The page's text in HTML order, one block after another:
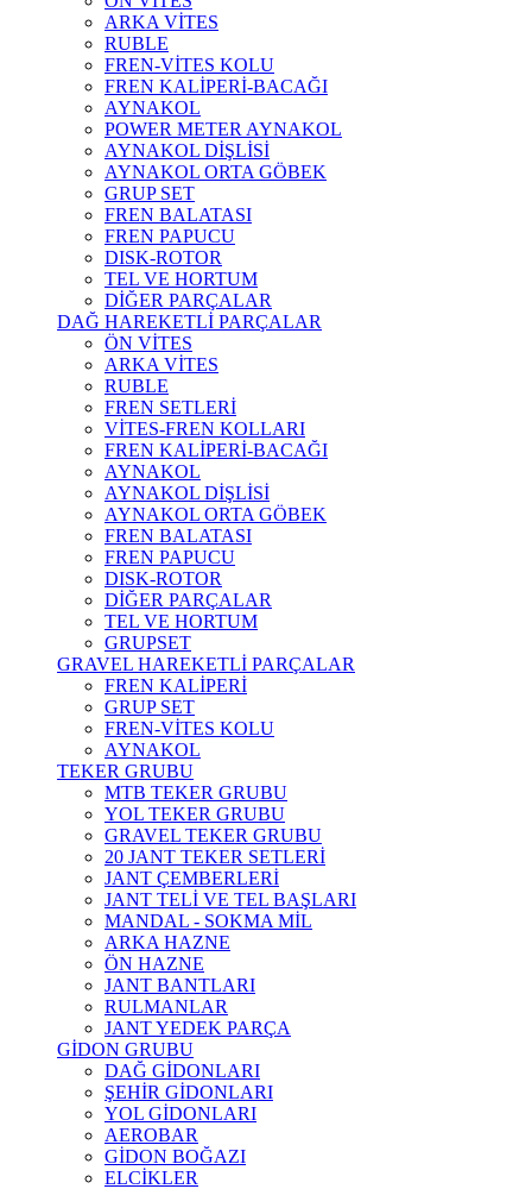
ARKA VİTES
RUBLE
FREN-VİTES KOLU
FREN KALİPERİ-BACAĞI
AYNAKOL
POWER METER AYNAKOL
AYNAKOL DİŞLİSİ
AYNAKOL ORTA GÖBEK
GRUP SET
FREN BALATASI
FREN PAPUCU
DISK-ROTOR
TEL VE HORTUM
DİĞER PARÇALAR
DAĞ HAREKETLİ PARÇALAR
ÖN VİTES
ARKA VİTES
RUBLE
FREN SETLERİ
VİTES-FREN KOLLARI
FREN KALİPERİ-BACAĞI
AYNAKOL
AYNAKOL DİŞLİSİ
AYNAKOL ORTA GÖBEK
FREN BALATASI
FREN PAPUCU
DISK-ROTOR
DİĞER PARÇALAR
TEL VE HORTUM
GRUPSET
GRAVEL HAREKETLİ PARÇALAR
FREN KALİPERİ
GRUP SET
FREN-VİTES KOLU
AYNAKOL
TEKER GRUBU
MTB TEKER GRUBU
YOL TEKER GRUBU
GRAVEL TEKER GRUBU
20 JANT TEKER SETLERİ
JANT ÇEMBERLERİ
JANT TELİ VE TEL BAŞLARI
MANDAL - SOKMA MİL
ARKA HAZNE
ÖN HAZNE
JANT BANTLARI
RULMANLAR
JANT YEDEK PARÇA
GİDON GRUBU
DAĞ GİDONLARI
ŞEHİR GİDONLARI
YOL GİDONLARI
AEROBAR
GİDON BOĞAZI
ELCİKLER